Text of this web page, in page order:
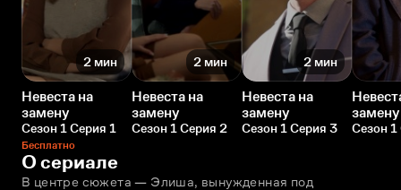
2 мин
Невеста на
замену
Сезон 1 Серия 1
Бесплатно
2 мин
Невеста на
замену
Сезон 1 Серия 2
2 мин
Невеста на
замену
Сезон 1 Серия 3
замену
Сезон
О сериале
В центре сюжета — Элиша, вынужденная под